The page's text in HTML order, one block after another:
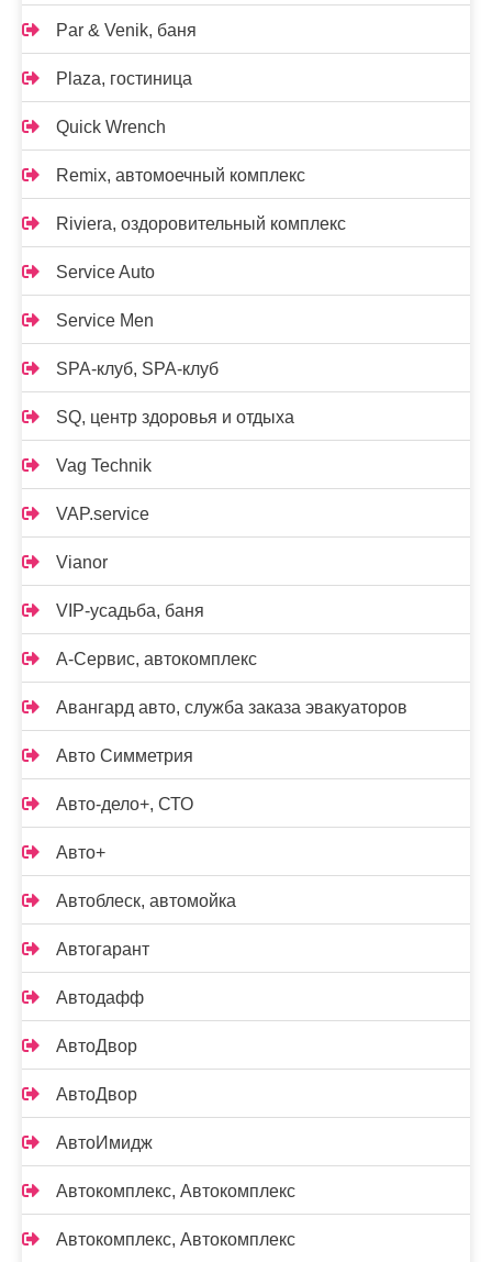
Par & Venik, баня
Plaza, гостиница
Quick Wrench
Remix, автомоечный комплекс
Riviera, оздоровительный комплекс
Service Auto
Service Men
SPA-клуб, SPA-клуб
SQ, центр здоровья и отдыха
Vag Technik
VAP.service
Vianor
VIP-усадьба, баня
А-Сервис, автокомплекс
Авангард авто, служба заказа эвакуаторов
Авто Симметрия
Авто-дело+, СТО
Авто+
Автоблеск, автомойка
Автогарант
Автодафф
АвтоДвор
АвтоДвор
АвтоИмидж
Автокомплекс, Автокомплекс
Автокомплекс, Автокомплекс